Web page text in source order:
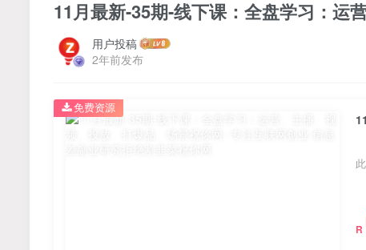
11月最新-35期-线下课：全盘学习：运
用户投稿
2年前发布
R
免费资源